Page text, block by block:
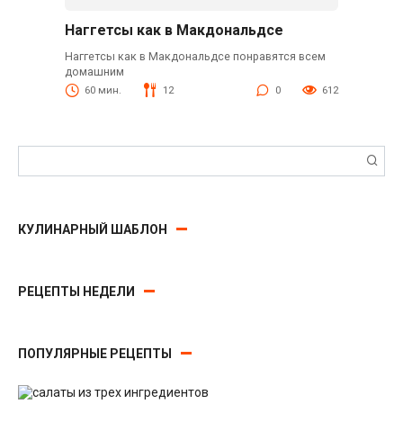
Наггетсы как в Макдональдсе
Наггетсы как в Макдональдсе понравятся всем
домашним
60 мин. 12 0 612
КУЛИНАРНЫЙ ШАБЛОН
РЕЦЕПТЫ НЕДЕЛИ
ПОПУЛЯРНЫЕ РЕЦЕПТЫ